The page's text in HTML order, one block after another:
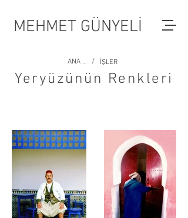
MEHMET GÜNYELİ
ANA SAYFA / İŞLER
Yeryüzünün Renkleri